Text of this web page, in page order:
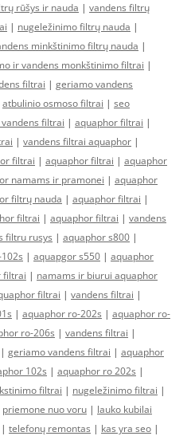
rūšys ir nauda | vandens filtrų
| nugeležinimo filtrų nauda |
minkštinimo filtrų nauda |
ir vandens monkštinimo filtrai |
filtrai | geriamo vandens
atbulinio osmoso filtrai | seo
filtrai | aquaphor filtrai |
| vandens filtrai aquaphor |
filtrai | aquaphor filtrai | aquaphor
namams ir pramonei | aquaphor
filtrų nauda | aquaphor filtrai |
filtrai | aquaphor filtrai | vandens
filtru rusys | aquaphor s800 |
| aquapgor s550 | aquaphor
filtrai | namams ir biurui aquaphor
filtrai | vandens filtrai |
| aquaphor ro-202s | aquaphor ro-
ro-206s | vandens filtrai |
| geriamo vandens filtrai | aquaphor
102s | aquaphor ro 202s |
filtrai | nugeležinimo filtrai |
priemone nuo voru | lauko kubilai
| telefonų remontas | kas yra seo |